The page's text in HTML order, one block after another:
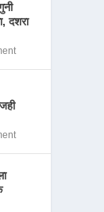
दशरा